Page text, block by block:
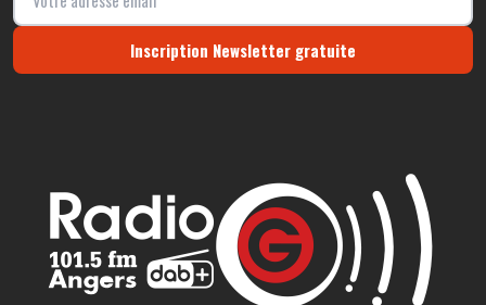
Inscription Newsletter gratuite